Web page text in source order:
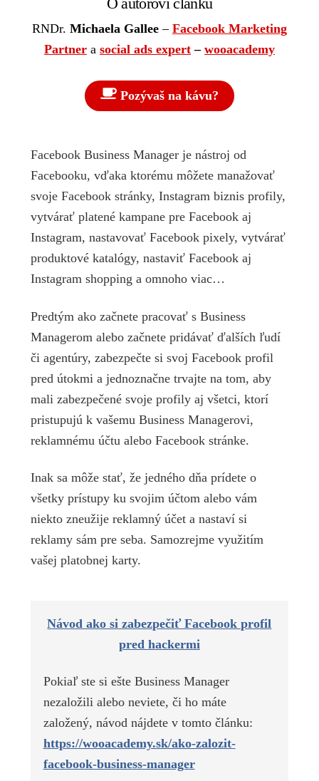
O autorovi článku
RNDr. Michaela Gallee – Facebook Marketing
Partner a social ads expert – wooacademy
Pozývaš na kávu?
Facebook Business Manager je nástroj od
Facebooku, vďaka ktorému môžete manažovať
svoje Facebook stránky, Instagram biznis profily,
vytvárať platené kampane pre Facebook aj
Instagram, nastavovať Facebook pixely, vytvárať
produktové katalógy, nastaviť Facebook aj
Instagram shopping a omnoho viac…
Predtým ako začnete pracovať s Business
Managerom alebo začnete pridávať ďalších ľudí
či agentúry, zabezpečte si svoj Facebook profil
pred útokmi a jednoznačne trvajte na tom, aby
mali zabezpečené svoje profily aj všetci, ktorí
pristupujú k vašemu Business Managerovi,
reklamnému účtu alebo Facebook stránke.
Inak sa môže stať, že jedného dňa prídete o
všetky prístupy ku svojim účtom alebo vám
niekto zneužije reklamný účet a nastaví si
reklamy sám pre seba. Samozrejme využitím
vašej platobnej karty.
Návod ako si zabezpečiť Facebook profil
pred hackermi
Pokiaľ ste si ešte Business Manager
nezaložili alebo neviete, či ho máte
založený, návod nájdete v tomto článku:
https://wooacademy.sk/ako-zalozit-
facebook-business-manager